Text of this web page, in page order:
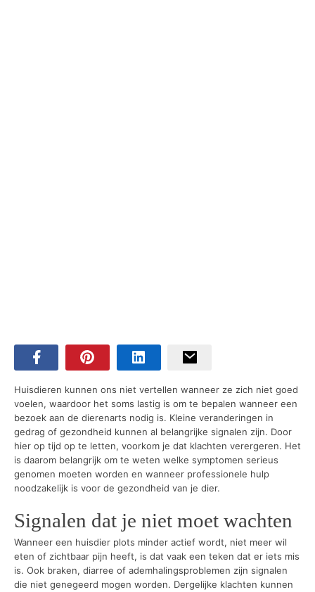
Huisdieren kunnen ons niet vertellen wanneer ze zich niet goed
voelen, waardoor het soms lastig is om te bepalen wanneer een
bezoek aan de dierenarts nodig is. Kleine veranderingen in
gedrag of gezondheid kunnen al belangrijke signalen zijn. Door
hier op tijd op te letten, voorkom je dat klachten verergeren. Het
is daarom belangrijk om te weten welke symptomen serieus
genomen moeten worden en wanneer professionele hulp
noodzakelijk is voor de gezondheid van je dier.
Signalen dat je niet moet wachten
Wanneer een huisdier plots minder actief wordt, niet meer wil
eten of zichtbaar pijn heeft, is dat vaak een teken dat er iets mis
is. Ook braken, diarree of ademhalingsproblemen zijn signalen
die niet genegeerd mogen worden. Dergelijke klachten kunnen